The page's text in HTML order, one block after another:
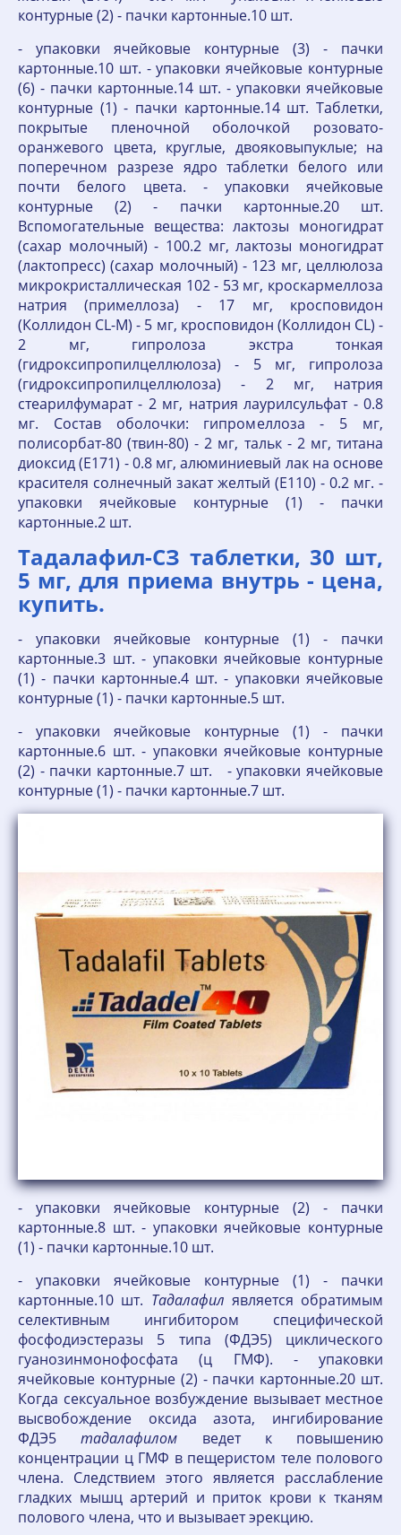
контурные (2) - пачки картонные.10 шт.
- упаковки ячейковые контурные (3) - пачки
картонные.10 шт. - упаковки ячейковые контурные
(6) - пачки картонные.14 шт. - упаковки ячейковые
контурные (1) - пачки картонные.14 шт. Таблетки,
покрытые пленочной оболочкой розовато-
оранжевого цвета, круглые, двояковыпуклые; на
поперечном разрезе ядро таблетки белого или
почти белого цвета. - упаковки ячейковые
контурные (2) - пачки картонные.20 шт.
Вспомогательные вещества: лактозы моногидрат
(сахар молочный) - 100.2 мг, лактозы моногидрат
(лактопресс) (сахар молочный) - 123 мг, целлюлоза
микрокристаллическая 102 - 53 мг, кроскармеллоза
натрия (примеллоза) - 17 мг, кросповидон
(Коллидон CL-M) - 5 мг, кросповидон (Коллидон CL) -
2 мг, гипролоза экстра тонкая
(гидроксипропилцеллюлоза) - 5 мг, гипролоза
(гидроксипропилцеллюлоза) - 2 мг, натрия
стеарилфумарат - 2 мг, натрия лаурилсульфат - 0.8
мг. Состав оболочки: гипромеллоза - 5 мг,
полисорбат-80 (твин-80) - 2 мг, тальк - 2 мг, титана
диоксид (Е171) - 0.8 мг, алюминиевый лак на основе
красителя солнечный закат желтый (Е110) - 0.2 мг. -
упаковки ячейковые контурные (1) - пачки
картонные.2 шт.
Тадалафил-СЗ таблетки, 30 шт,
5 мг, для приема внутрь - цена,
купить.
- упаковки ячейковые контурные (1) - пачки
картонные.3 шт. - упаковки ячейковые контурные
(1) - пачки картонные.4 шт. - упаковки ячейковые
контурные (1) - пачки картонные.5 шт.
- упаковки ячейковые контурные (1) - пачки
картонные.6 шт. - упаковки ячейковые контурные
(2) - пачки картонные.7 шт. - упаковки ячейковые
контурные (1) - пачки картонные.7 шт.
- упаковки ячейковые контурные (2) - пачки
картонные.8 шт. - упаковки ячейковые контурные
(1) - пачки картонные.10 шт.
- упаковки ячейковые контурные (1) - пачки
картонные.10 шт. Тадалафил является обратимым
селективным ингибитором специфической
фосфодиэстеразы 5 типа (ФДЭ5) циклического
гуанозинмонофосфата (ц ГМФ). - упаковки
ячейковые контурные (2) - пачки картонные.20 шт.
Когда сексуальное возбуждение вызывает местное
высвобождение оксида азота, ингибирование
ФДЭ5тадалафилом ведет к повышению
концентрации ц ГМФ в пещеристом теле полового
члена. Следствием этого является расслабление
гладких мышц артерий и приток крови к тканям
полового члена, что и вызывает эрекцию.